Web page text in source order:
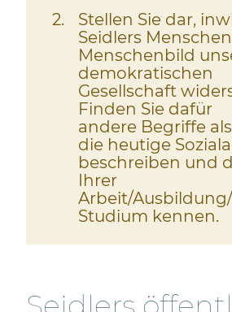
2
Stellen Sie dar,
Seidlers
Menschenbild
demokratischen
Gesellschaft
Finden Sie dafür
andere Begriffe
die heutige
beschreiben und
Ihrer
Arbeit/
Studium kennen.